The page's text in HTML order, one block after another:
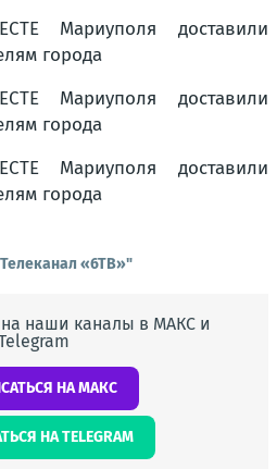
«6ТВ»"
наши каналы в МАКС и
НА МАКС
НА TELEGRAM